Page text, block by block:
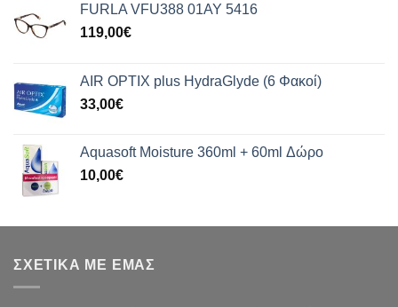
FURLA VFU388 01AY 5416
119,00€
AIR OPTIX plus HydraGlyde (6 Φακοί)
33,00€
Aquasoft Moisture 360ml + 60ml Δώρο
10,00€
ΣΧΕΤΙΚΑ ΜΕ ΕΜΑΣ